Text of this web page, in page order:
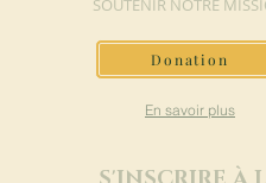
SOUTENIR NOTRE
Donation
En savoir plus